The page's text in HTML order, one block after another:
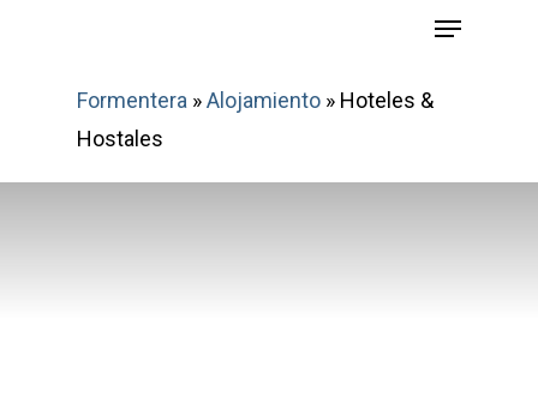
Menu
Formentera »Alojamiento » Hoteles &
Hostales